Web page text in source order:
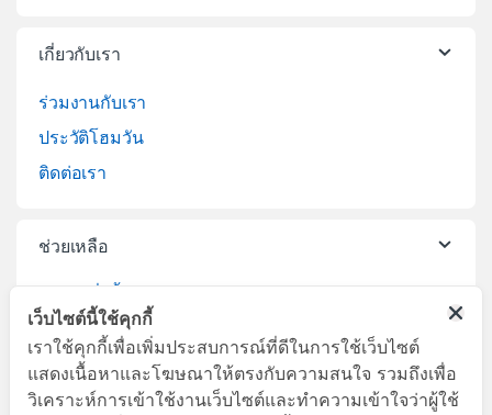
เกี่ยวกับเรา
ร่วมงานกับเรา
ประวัติโฮมวัน
ติดต่อเรา
ช่วยเหลือ
บริการจัดส่งสินค้า
เปลี่ยนคืนสินค้า
เว็บไซต์นี้ใช้คุกกี้
เราใช้คุกกี้เพื่อเพิ่มประสบการณ์ที่ดีในการใช้เว็บไซต์
แสดงเนื้อหาและโฆษณาให้ตรงกับความสนใจ รวมถึงเพื่อ
วิเคราะห์การเข้าใช้งานเว็บไซต์และทำความเข้าใจว่าผู้ใช้